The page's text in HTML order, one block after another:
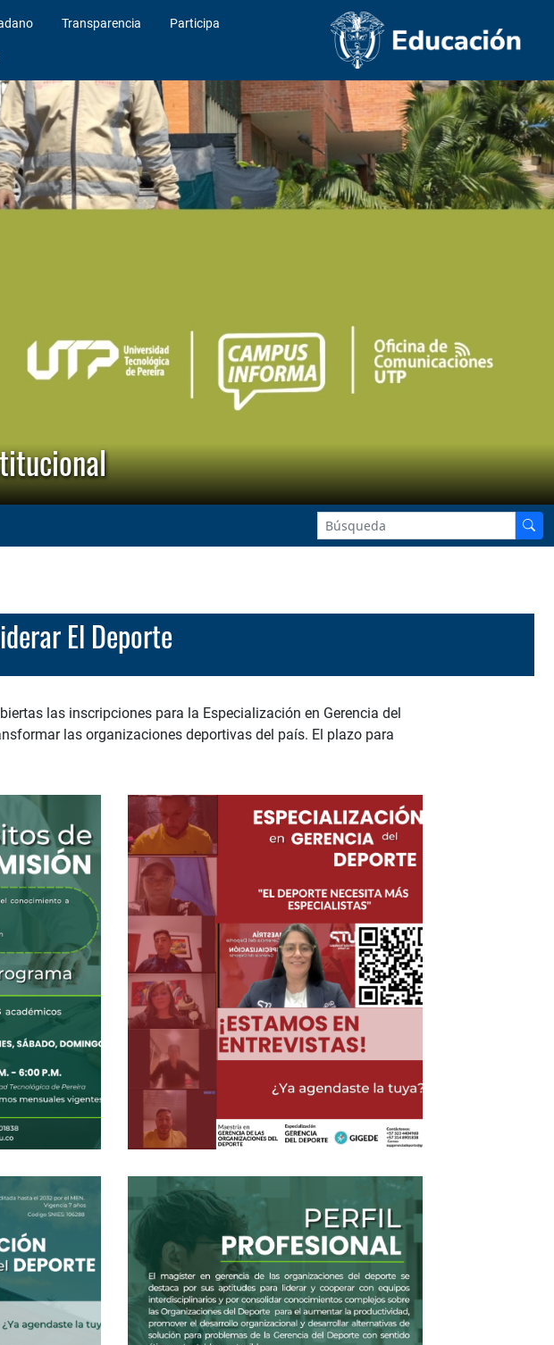
Transparencia Participa
El Deporte
las inscripciones para la Especialización en Gerencia del
las organizaciones deportivas del país. El plazo para